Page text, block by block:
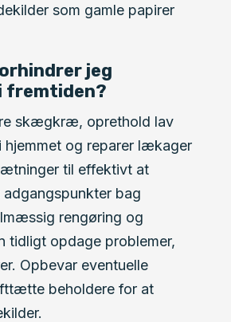
som gamle papirer
jeg
skægkræ, oprethold lav
hjemmet og reparer lækager
til effektivt at
bag
rengøring og
tidligt opdage problemer,
Opbevar eventuelle
beholdere for at